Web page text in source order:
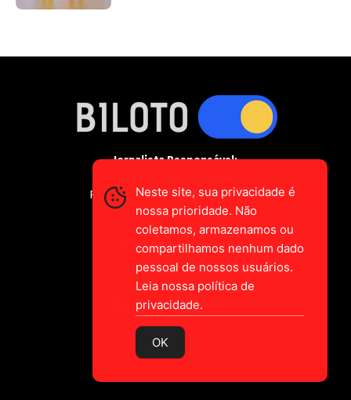
Jornalista Responsável:
Registro Profissional MTE 2589/CE
falecom@biloto.com.br
MADE IN CEARÁ BRASIL
© 2026 Biloto
Neste site, sua privacidade é
nossa prioridade. Não
coletamos, armazenamos ou
compartilhamos nenhum dado
pessoal de nossos usuários.
Leia nossa política de
privacidade.
OK